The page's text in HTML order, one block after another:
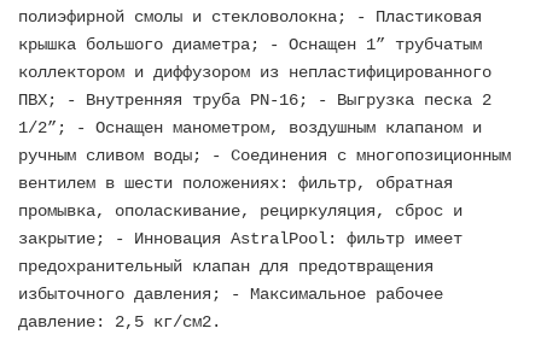
полиэфирной смолы и стекловолокна; - Пластиковая
крышка большого диаметра; - Оснащен 1” трубчатым
коллектором и диффузором из непластифицированного
ПВХ; - Внутренняя труба PN-16; - Выгрузка песка 2
1/2”; - Оснащен манометром, воздушным клапаном и
ручным сливом воды; - Соединения с многопозиционным
вентилем в шести положениях: фильтр, обратная
промывка, ополаскивание, рециркуляция, сброс и
закрытие; - Инновация AstralPool: фильтр имеет
предохранительный клапан для предотвращения
избыточного давления; - Максимальное рабочее
давление: 2,5 кг/см2.